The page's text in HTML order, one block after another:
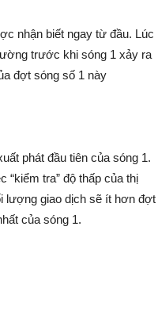
nhận biết ngay từ đầu. Lúc
trước khi sóng 1 xảy ra
đợt sóng số 1 này
phát đầu tiên của sóng 1.
tra” độ thấp của thị
lượng giao dịch sẽ ít hơn đợt
của sóng 1.